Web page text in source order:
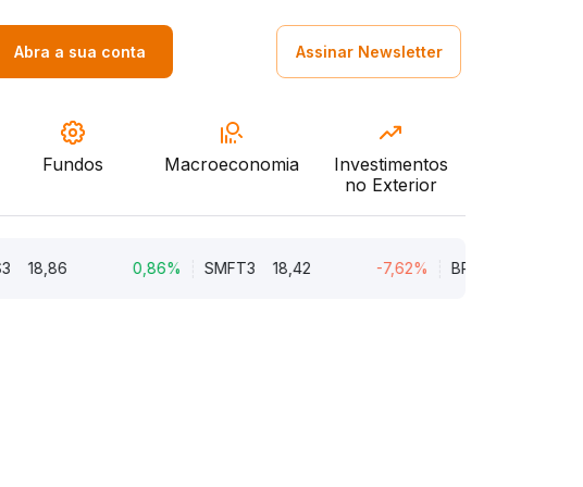
Abra a sua conta Assinar Newsletter
Fundos Macroeconomia
Investimentos
no Exterior
18,86 0,86% SMFT3 18,42 -7,62% BRAV3